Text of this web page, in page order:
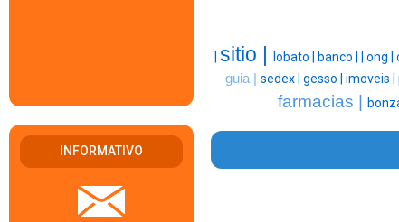
INFORMATIVO
sitio | lobato | banco | ong |
guia | sedex | gesso | imoveis |
farmacias |